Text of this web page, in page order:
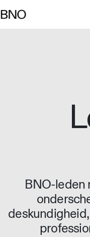
BNO-leden